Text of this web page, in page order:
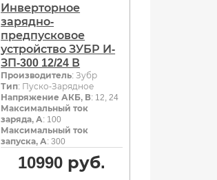
Инверторное
зарядно-
предпусковое
устройство ЗУБР И-
ЗП-300 12/24 В
Производитель: Зубр
Тип: Пуско-Зарядное
Напряжение АКБ, В: 12, 24
Максимальный ток
заряда, А: 100
Максимальный ток
запуска, А: 300
10990 руб.